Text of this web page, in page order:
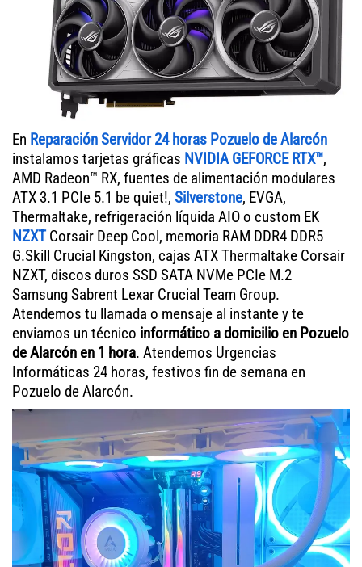
En Reparación Servidor 24 horas Pozuelo de Alarcón
instalamos tarjetas gráficas NVIDIA GEFORCE RTX™,
AMD Radeon™ RX, fuentes de alimentación modulares
ATX 3.1 PCIe 5.1 be quiet!, Silverstone, EVGA,
Thermaltake, refrigeración líquida AIO o custom EK
NZXTCorsair Deep Cool, memoria RAM DDR4 DDR5
G.Skill Crucial Kingston, cajas ATX Thermaltake Corsair
NZXT, discos duros SSD SATA NVMe PCIe M.2
Samsung Sabrent Lexar Crucial Team Group.
Atendemos tu llamada o mensaje al instante y te
enviamos un técnico informático a domicilio en Pozuelo
de Alarcón en 1 hora. Atendemos Urgencias
Informáticas 24 horas, festivos fin de semana en
Pozuelo de Alarcón.